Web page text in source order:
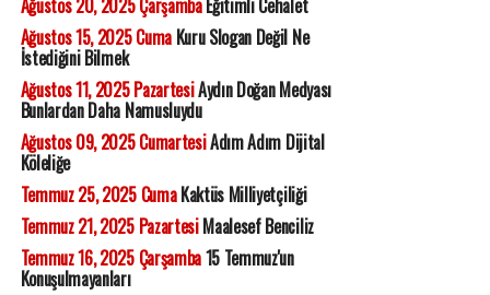
Ağustos 15, 2025 CumaKuru Slogan Değil Ne
İstediğini Bilmek
Ağustos 11, 2025 PazartesiAydın Doğan Medyası
Bunlardan Daha Namusluydu
Ağustos 09, 2025 CumartesiAdım Adım Dijital
Köleliğe
Temmuz 25, 2025 CumaKaktüs Milliyetçiliği
Temmuz 21, 2025 PazartesiMaalesef Benciliz
Temmuz 16, 2025 Çarşamba15 Temmuz'un
Konuşulmayanları